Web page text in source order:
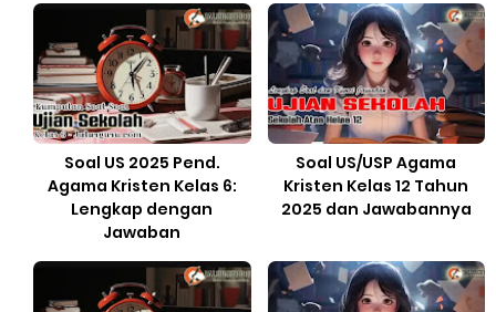
Soal US 2025 Pend.
Agama Kristen Kelas 6:
Lengkap dengan
Jawaban
Soal US/USP Agama
Kristen Kelas 12 Tahun
2025 dan Jawabannya